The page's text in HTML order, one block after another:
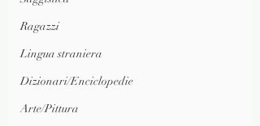
Ragazzi
Lingua straniera
Dizionari/Enciclopedie
Arte/Pittura